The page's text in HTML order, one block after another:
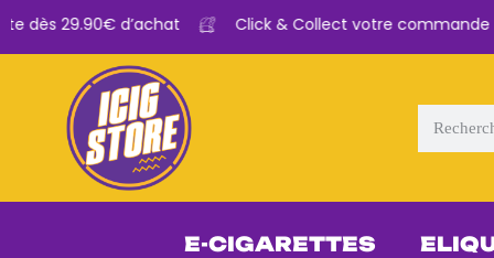
29.90€ d’achat Click & Collect votre commande
E-CIGARETTES